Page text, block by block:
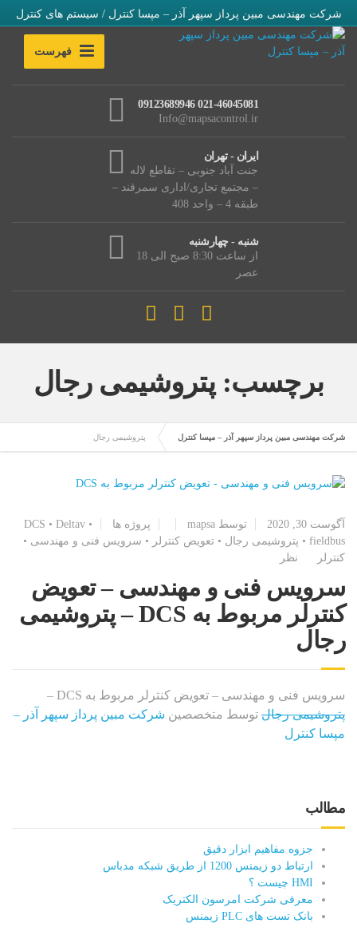
شرکت مهندسی مبین پرداز سپهر آذر – مپسا کنترل / سیستم های کنترل
فهرست
021-46045081 09123689946
Info@mapsacontrol.ir
ایران - تهران
جنت آباد جنوبی – تقاطع لاله
– مجتمع تجاری/اداری سمرقند –
طبقه 4 – واحد 408
شنبه - چهارشنبه
از ساعت 8:30 صبح الی 18
عصر
برچسب: پتروشیمی رجال
شرکت مهندسی مبین پرداز سپهر آذر – مپسا کنترل پتروشیمی رجال
آگوست 30, 2020 توسط mapsa پروژه ها DCS • Deltav •
fieldbus
• پتروشیمی رجال • تعویض کنترلر • سرویس فنی و مهندسی •
کنترلر
نظر
سرویس فنی و مهندسی – تعویض
کنترلر مربوط به DCS – پتروشیمی
رجال
سرویس فنی و مهندسی – تعویض کنترلر مربوط به DCS –
پتروشیمی رجال توسط متخصصین شرکت مبین پرداز سپهر آذر –
مپسا کنترل
مطالب
جزوه مفاهیم ابزار دقیق
ارتباط دو زیمنس 1200 از طریق شبکه مدباس
HMI چیست ؟
معرفی شرکت امرسون الکتریک
بانک تست های PLC زیمنس